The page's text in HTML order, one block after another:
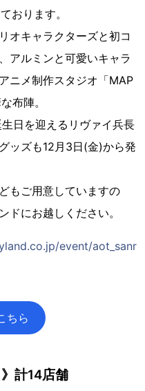
おります。
オキャラクターズと初コ
アルミンと可愛いキャラ
ニメ制作スタジオ「MAP
布陣。
日を迎えるリヴァイ兵長
ッズも12月3日(金)から発
もご用意していますの
ドにお越しください。
event/aot_sanr
ちら
計14店舗